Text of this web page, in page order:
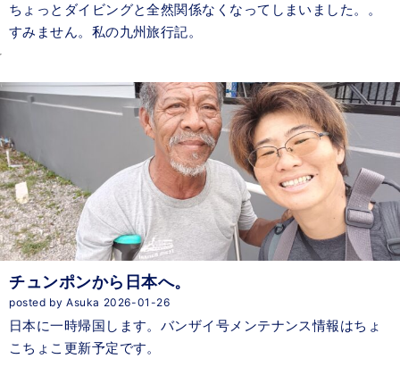
ちょっとダイビングと全然関係なくなってしまいました。。
すみません。私の九州旅行記。
チュンポンから日本へ。
posted by Asuka 2026-01-26
日本に一時帰国します。バンザイ号メンテナンス情報はちょ
こちょこ更新予定です。